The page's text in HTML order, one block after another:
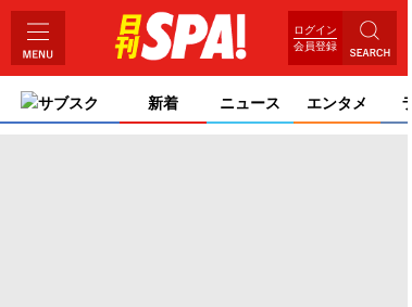
ログイン
会員登録
サブスク 新着 ニュース エンタメ